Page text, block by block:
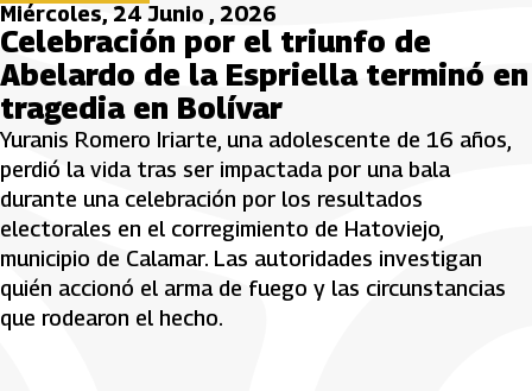
Miércoles, 24 Junio , 2026
Celebración por el triunfo de
Abelardo de la Espriella terminó en
tragedia en Bolívar
Yuranis Romero Iriarte, una adolescente de 16 años,
perdió la vida tras ser impactada por una bala
durante una celebración por los resultados
electorales en el corregimiento de Hatoviejo,
municipio de Calamar. Las autoridades investigan
quién accionó el arma de fuego y las circunstancias
que rodearon el hecho.